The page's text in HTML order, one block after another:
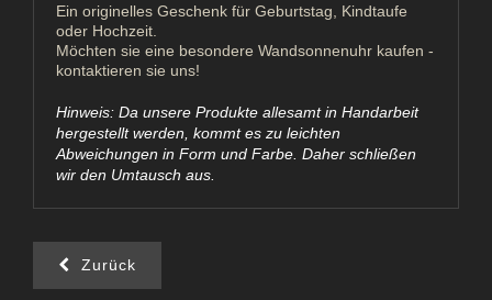
Ein originelles Geschenk für Geburtstag, Kindtaufe
oder Hochzeit.
Möchten sie eine besondere Wandsonnenuhr kaufen -
kontaktieren sie uns!
Hinweis: Da unsere Produkte allesamt in Handarbeit
hergestellt werden, kommt es zu leichten
Abweichungen in Form und Farbe. Daher schließen
wir den Umtausch aus.
Zurück